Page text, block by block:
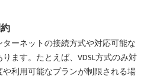
ーネットの接続方式や対応可能な
ます。たとえば、VDSL方式のみ対
利用可能なプランが制限される場